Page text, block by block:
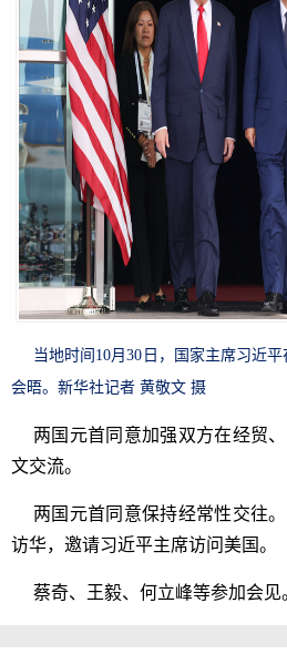
当地时间10月30日，国家主席习近
会晤。新华社记者 黄敬文 摄
两国元首同意加强双方在经贸
文交流。
两国元首同意保持经常性交往
访华，邀请习近平主席访问美国。
蔡奇、王毅、何立峰等参加会见